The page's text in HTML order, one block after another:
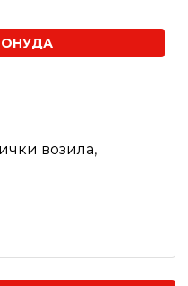
возила,